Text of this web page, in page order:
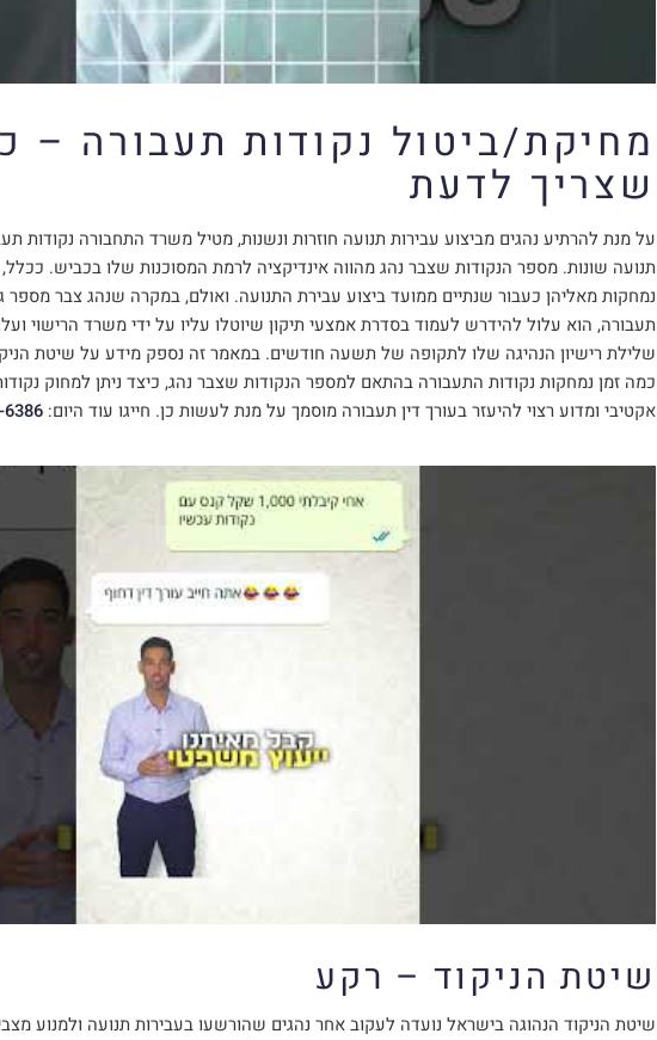
מחיקת/ביטול נקודות תעבורה –
שצריך לדעת
על מנת להרתיע נהגים מביצוע עבירות תנועה חוזרות ונשנות, מטיל משרד התחבורה נקודות
תנועה שונות. מספר הנקודות שצבר נהג מהווה אינדיקציה לרמת המסוכנות שלו בכביש. ככלל,
נמחקות מאליהן כעבור שנתיים ממועד ביצוע עבירת התנועה. ואולם, במקרה שנהג צבר מספר
תעבורה, הוא עלול להידרש לעמוד בסדרת אמצעי תיקון שיוטלו עליו על ידי משרד הרישוי
שלילת רישיון הנהיגה שלו לתקופה של תשעה חודשים. במאמר זה נספק מידע על שיטת
כמה זמן נמחקות נקודות התעבורה בהתאם למספר הנקודות שצבר נהג, כיצד ניתן למחוק
אקטיבי ומדוע רצוי להיעזר בעורך דין תעבורה מוסמך על מנת לעשות כן. חייגו עוד היום:
שיטת הניקוד – רקע
שיטת הניקוד הנהוגה בישראל נועדה לעקוב אחר נהגים שהורשעו בעבירות תנועה ולמנוע